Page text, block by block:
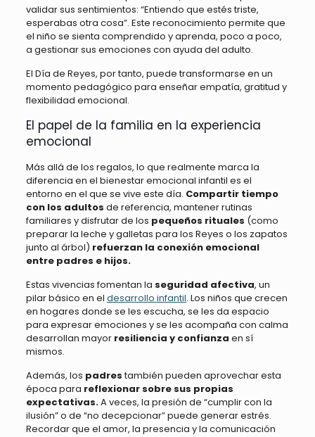
validar sus sentimientos: “Entiendo que estés triste,
esperabas otra cosa”. Este reconocimiento permite que
el niño se sienta comprendido y aprenda, poco a poco,
a gestionar sus emociones con ayuda del adulto.
El Día de Reyes, por tanto, puede transformarse en un
momento pedagógico para enseñar empatía, gratitud y
flexibilidad emocional.
El papel de la familia en la experiencia
emocional
Más allá de los regalos, lo que realmente marca la
diferencia en el bienestar emocional infantil es el
entorno en el que se vive este día. Compartir tiempo
con los adultos de referencia, mantener rutinas
familiares y disfrutar de los pequeños rituales (como
preparar la leche y galletas para los Reyes o los zapatos
junto al árbol) refuerzan la conexión emocional
entre padres e hijos.
Estas vivencias fomentan la seguridad afectiva, un
pilar básico en el desarrollo infantil. Los niños que crecen
en hogares donde se les escucha, se les da espacio
para expresar emociones y se les acompaña con calma
desarrollan mayor resiliencia y confianza en sí
mismos.
Además, los padrestambién pueden aprovechar esta
época para reflexionar sobre sus propias
expectativas.A veces, la presión de “cumplir con la
ilusión” o de “no decepcionar” puede generar estrés.
Recordar que el amor, la presencia y la comunicación